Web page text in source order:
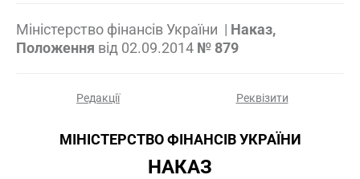
Міністерство фінансів України | Наказ,
Положення від 02.09.2014 № 879
Редакції Реквізити
МІНІСТЕРСТВО ФІНАНСІВ УКРАЇНИ
НАКАЗ